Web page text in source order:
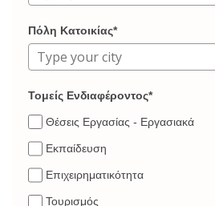
Πόλη Κατοικίας*
Τομείς Ενδιαφέροντος*
Θέσεις Εργασίας - Εργασιακά
Εκπαίδευση
Επιχειρηματικότητα
Τουρισμός